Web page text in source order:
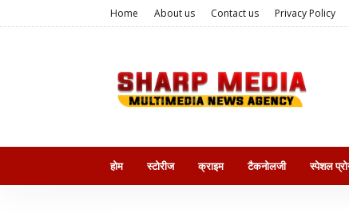
Home About us Contact us Privacy Policy
होम स्टोरीज क्राइम टैकनोलजी स्पेशल